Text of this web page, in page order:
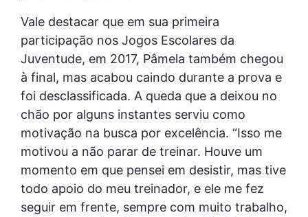
Vale destacar que em sua primeira
participação nos Jogos Escolares da
Juventude, em 2017, Pâmela também chegou
à final, mas acabou caindo durante a prova e
foi desclassificada. A queda que a deixou no
chão por alguns instantes serviu como
motivação na busca por excelência. “Isso me
motivou a não parar de treinar. Houve um
momento em que pensei em desistir, mas tive
todo apoio do meu treinador, e ele me fez
seguir em frente, sempre com muito trabalho,